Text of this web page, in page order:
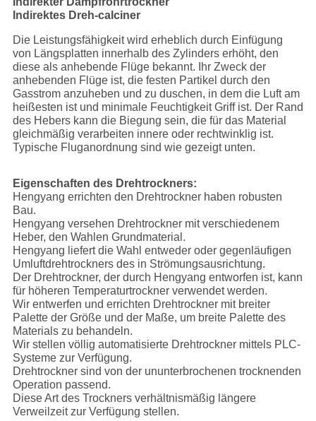
Indirektes Dreh-calciner
Die Leistungsfähigkeit wird erheblich durch Einfügung
von Längsplatten innerhalb des Zylinders erhöht, den
diese als anhebende Flüge bekannt. Ihr Zweck der
anhebenden Flüge ist, die festen Partikel durch den
Gasstrom anzuheben und zu duschen, in dem die Luft am
heißesten ist und minimale Feuchtigkeit Griff ist. Der Rand
des Hebers kann die Biegung sein, die für das Material
gleichmäßig verarbeiten innere oder rechtwinklig ist.
Typische Fluganordnung sind wie gezeigt unten.
Eigenschaften des Drehtrockners:
Hengyang errichten den Drehtrockner haben robusten
Bau.
Hengyang versehen Drehtrockner mit verschiedenem
Heber, den Wahlen Grundmaterial.
Hengyang liefert die Wahl entweder oder gegenläufigen
Umluftdrehtrockners des in Strömungsausrichtung.
Der Drehtrockner, der durch Hengyang entworfen ist, kann
für höheren Temperaturtrockner verwendet werden.
Wir entwerfen und errichten Drehtrockner mit breiter
Palette der Größe und der Maße, um breite Palette des
Materials zu behandeln.
Wir stellen völlig automatisierte Drehtrockner mittels PLC-
Systeme zur Verfügung.
Drehtrockner sind von der ununterbrochenen trocknenden
Operation passend.
Diese Art des Trockners verhältnismäßig längere
Verweilzeit zur Verfügung stellen.